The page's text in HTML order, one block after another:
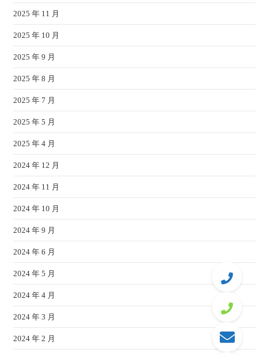
2025 年 11 月
2025 年 10 月
2025 年 9 月
2025 年 8 月
2025 年 7 月
2025 年 5 月
2025 年 4 月
2024 年 12 月
2024 年 11 月
2024 年 10 月
2024 年 9 月
2024 年 6 月
2024 年 5 月
2024 年 4 月
2024 年 3 月
2024 年 2 月